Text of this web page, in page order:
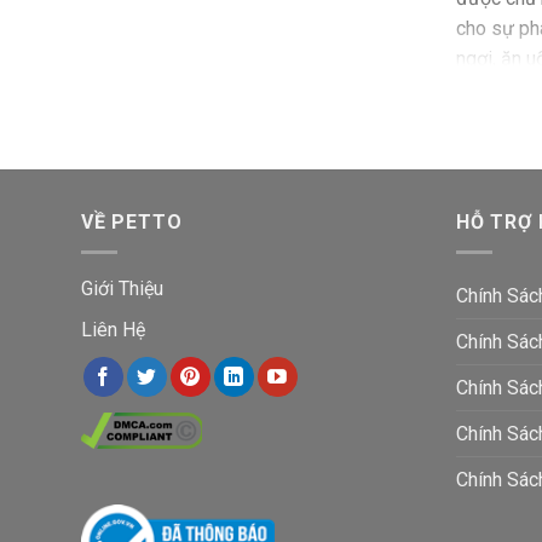
cho sự
ngơi, ăn
sen tâm
Boss
Nếu boss
chốn ở”
không
Nhà
Nhà cho
của
VỀ PETTO
Giới Thiệu
Liên Hệ
HỖ TRỢ
Chính
Chính
Chính
Chính
Chính